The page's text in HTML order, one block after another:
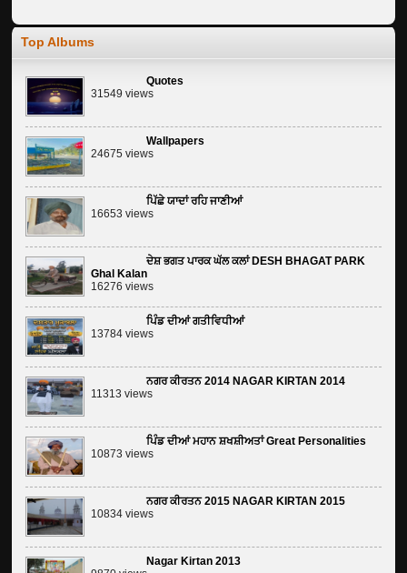
Top Albums
Quotes
31549 views
Wallpapers
24675 views
ਪਿੱਛੇ ਯਾਦਾਂ ਰਹਿ ਜਾਣੀਆਂ
16653 views
ਦੇਸ਼ ਭਗਤ ਪਾਰਕ ਘੱਲ ਕਲਾਂ DESH BHAGAT PARK
Ghal Kalan
16276 views
ਪਿੰਡ ਦੀਆਂ ਗਤੀਵਿਧੀਆਂ
13784 views
ਨਗਰ ਕੀਰਤਨ 2014 NAGAR KIRTAN 2014
11313 views
ਪਿੰਡ ਦੀਆਂ ਮਹਾਨ ਸ਼ਖਸ਼ੀਅਤਾਂ Great Personalities
10873 views
ਨਗਰ ਕੀਰਤਨ 2015 NAGAR KIRTAN 2015
10834 views
Nagar Kirtan 2013